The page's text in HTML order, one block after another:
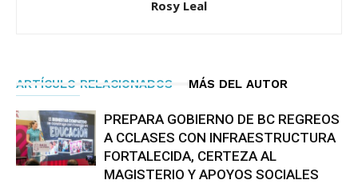
Rosy Leal
ARTÍCULO RELACIONADOS MÁS DEL AUTOR
PREPARA GOBIERNO DE BC REGREOS
A CCLASES CON INFRAESTRUCTURA
FORTALECIDA, CERTEZA AL
MAGISTERIO Y APOYOS SOCIALES